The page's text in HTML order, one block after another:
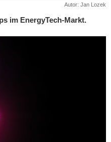
Autor: Jan Lozek
im EnergyTech-Markt.